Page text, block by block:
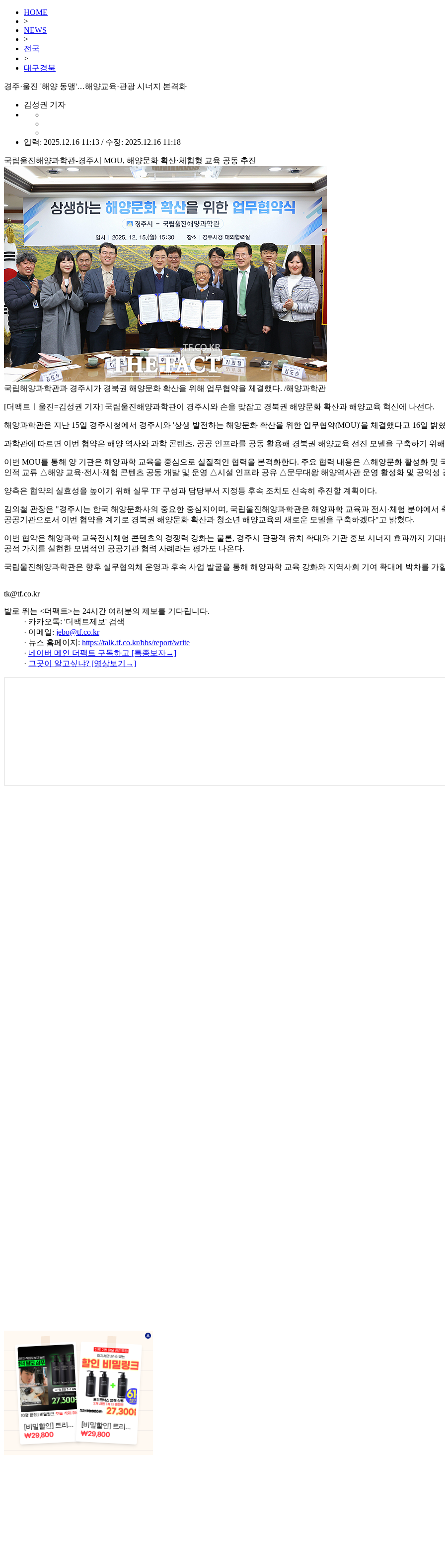
HOME
>
NEWS
>
전국
>
대구경북
경주·울진 '해양 동맹'…해양교육·관광 시너지 본격화
김성권 기자
입력: 2025.12.16 11:13 / 수정: 2025.12.16 11:18
국립울진해양과학관-경주시 MOU, 해양문화 확산·체험형 교육 공동 추진
국립해양과학관과 경주시가 경북권 해양문화 확산을 위해 업무협약을 체결했다. /해양과학관
[더팩트ㅣ울진=김성권 기자] 국립울진해양과학관이 경주시와 손을 맞잡고 경북권 해양문화 확산과 해양교육 혁신에 나선다.
해양과학관은 지난 15일 경주시청에서 경주시와 '상생 발전하는 해양문화 확산을 위한 업무협약(MOU)'을 체결했다고 16일 밝
과학관에 따르면 이번 협약은 해양 역사와 과학 콘텐츠, 공공 인프라를 공동 활용해 경북권 해양교육 선진 모델을 구축하기 위
이번 MOU를 통해 양 기관은 해양과학 교육을 중심으로 실질적인 협력을 본격화한다. 주요 협력 내용은 △해양문화 활성화 및
인적 교류 △해양 교육·전시·체험 콘텐츠 공동 개발 및 운영 △시설 인프라 공유 △문무대왕 해양역사관 운영 활성화 및 공익성
양측은 협약의 실효성을 높이기 위해 실무 TF 구성과 담당부서 지정등 후속 조치도 신속히 추진할 계획이다.
김외철 관장은 "경주시는 한국 해양문화사의 중요한 중심지이며, 국립울진해양과학관은 해양과학 교육과 전시·체험 분야에
공공기관으로서 이번 협약을 계기로 경북권 해양문화 확산과 청소년 해양교육의 새로운 모델을 구축하겠다"고 밝혔다.
이번 협약은 해양과학 교육전시체험 콘텐츠의 경쟁력 강화는 물론, 경주시 관광객 유치 확대와 기관 홍보 시너지 효과까지 기
공적 가치를 실현한 모범적인 공공기관 협력 사례라는 평가도 나온다.
국립울진해양과학관은 향후 실무협의체 운영과 후속 사업 발굴을 통해 해양과학 교육 강화와 지역사회 기여 확대에 박차를 가
tk@tf.co.kr
발로 뛰는 <더팩트>는 24시간 여러분의 제보를 기다립니다.
· 카카오톡: '더팩트제보' 검색
· 이메일: jebo@tf.co.kr
· 뉴스 홈페이지: https://talk.tf.co.kr/bbs/report/write
· 네이버 메인 더팩트 구독하고 [특종보자→]
· 그곳이 알고싶냐? [영상보기→]